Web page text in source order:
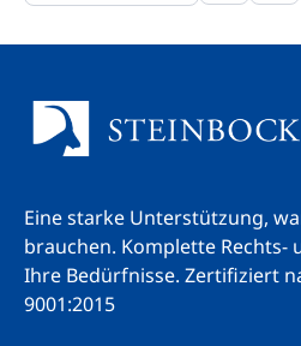
Eine starke Unterstützung,
brauchen. Komplette
Ihre Bedürfnisse. Zertifiziert
9001:2015